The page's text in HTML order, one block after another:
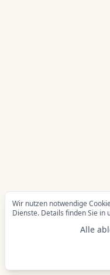
Wir nutzen notwendige
Dienste. Details finden Sie in
Alle